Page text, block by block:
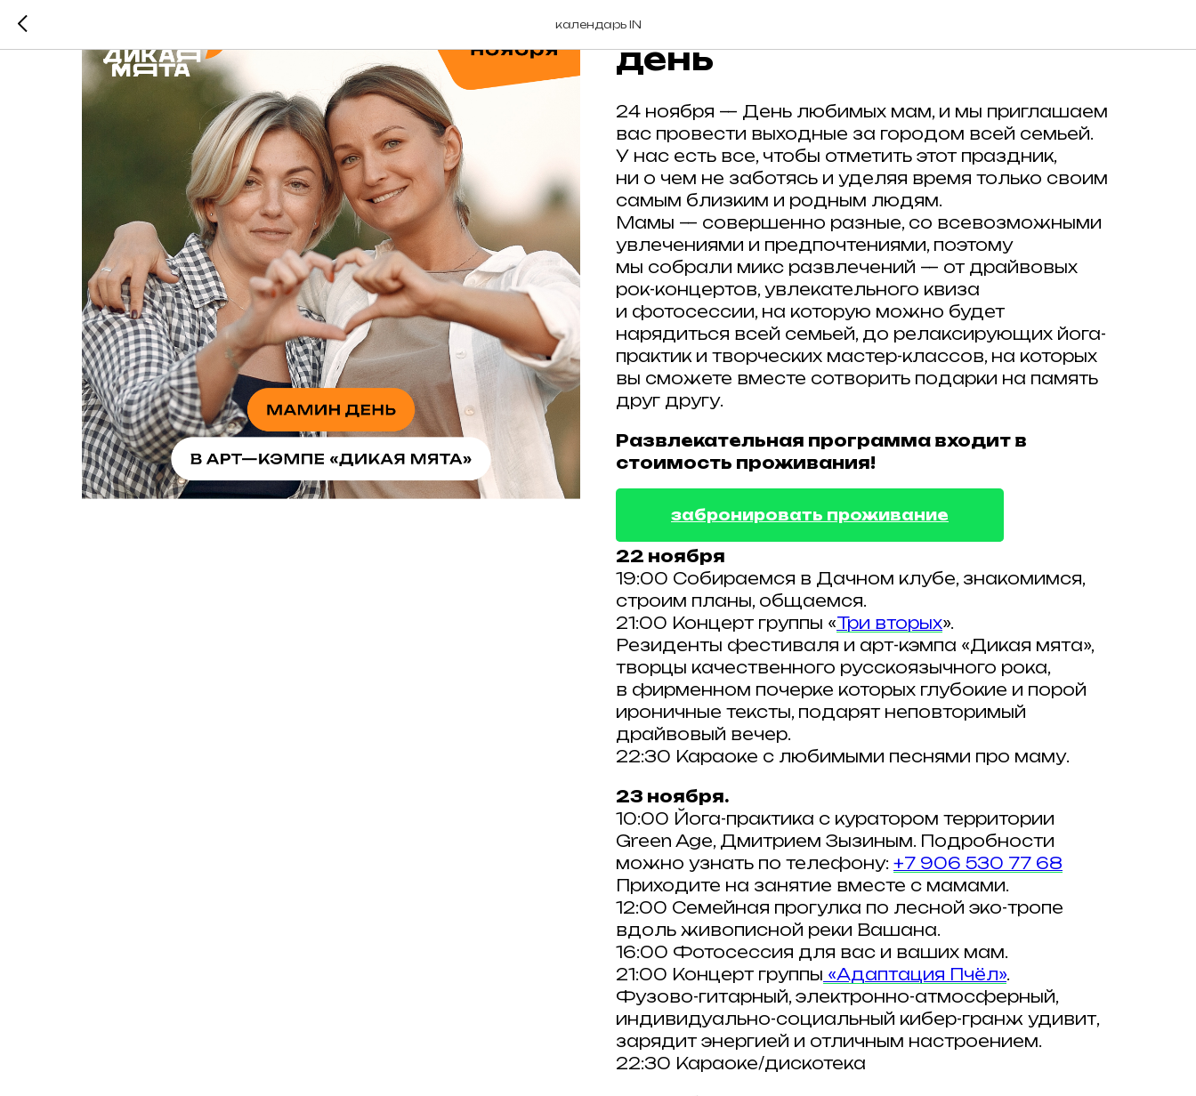
календарь IN22-24 ноября — Мамин
день
24 ноября — День любимых мам, и мы приглашаем
вас провести выходные за городом всей семьей.
У нас есть все, чтобы отметить этот праздник,
ни о чем не заботясь и уделяя время только своим
самым близким и родным людям.
Мамы — совершенно разные, со всевозможными
увлечениями и предпочтениями, поэтому
мы собрали микс развлечений — от драйвовых
рок-концертов, увлекательного квиза
и фотосессии, на которую можно будет
нарядиться всей семьей, до релаксирующих йога-
практик и творческих мастер-классов, на которых
вы сможете вместе сотворить подарки на память
друг другу.
Развлекательная программа входит в
стоимость проживания!
забронировать проживание
22 ноября
19:00 Собираемся в Дачном клубе, знакомимся,
строим планы, общаемся.
21:00 Концерт группы «Три вторых».
Резиденты фестиваля и арт-кэмпа «Дикая мята»,
творцы качественного русскоязычного рока,
в фирменном почерке которых глубокие и порой
ироничные тексты, подарят неповторимый
драйвовый вечер.
22:30 Караоке с любимыми песнями про маму.
23 ноября.
10:00 Йога-практика с куратором территории
Green Age, Дмитрием Зызиным. Подробности
можно узнать по телефону: +7 906 530 77 68
Приходите на занятие вместе с мамами.
12:00 Семейная прогулка по лесной эко-тропе
вдоль живописной реки Вашана.
16:00 Фотосессия для вас и ваших мам.
21:00 Концерт группы «Адаптация Пчёл».
Фузово-гитарный, электронно-атмосферный,
индивидуально-социальный кибер-гранж удивит,
зарядит энергией и отличным настроением.
22:30 Караоке/дискотека